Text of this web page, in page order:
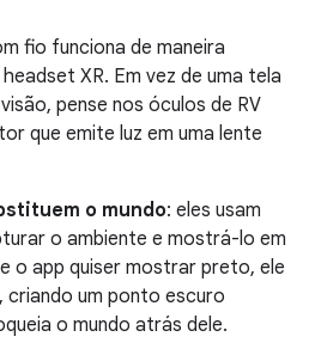
fio funciona de maneira
XR. Em vez de uma tela
pense nos óculos de RV
que emite luz em uma lente
o mundo: eles usam
o ambiente e mostrá-lo em
o app quiser mostrar preto, ele
criando um ponto escuro
o mundo atrás dele.